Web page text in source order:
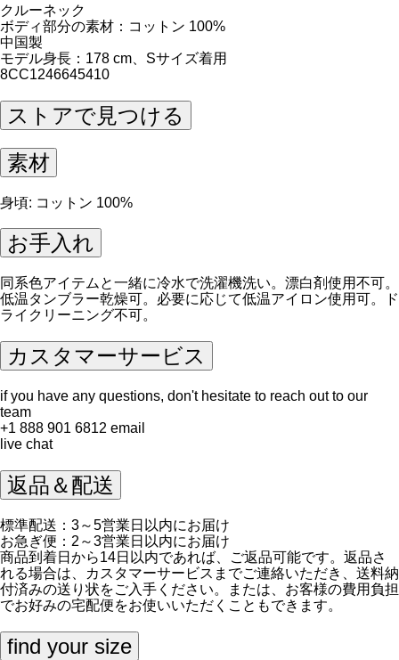
クルーネック
ボディ部分の素材：コットン 100%
中国製
モデル身長：178 cm、Sサイズ着用
8CC1246645410
ストアで見つける
素材
身頃: コットン 100%
お手入れ
同系色アイテムと一緒に冷水で洗濯機洗い。漂白剤使用不可。
低温タンブラー乾燥可。必要に応じて低温アイロン使用可。ド
ライクリーニング不可。
カスタマーサービス
if you have any questions, don't hesitate to reach out to our
team
+1 888 901 6812 email
live chat
返品＆配送
標準配送：3～5営業日以内にお届け
お急ぎ便：2～3営業日以内にお届け
商品到着日から14日以内であれば、ご返品可能です。返品さ
れる場合は、
カスタマーサービス までご連絡いただき、送料納
付済みの送り状をご入手ください。または、お客様の費用負担
でお好みの宅配便をお使いいただくこともできます。
find your size